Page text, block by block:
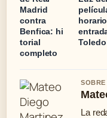
Madrid
contra
Benfica: hi
torial
completo
Toledo
La